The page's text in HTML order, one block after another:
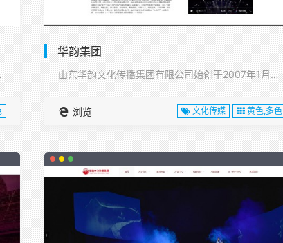
南县,···
华韵集团
山东华韵文化传播集团有限公司始创于2007年1月，注册资本1···
浏览 文化传媒 黄色,多色